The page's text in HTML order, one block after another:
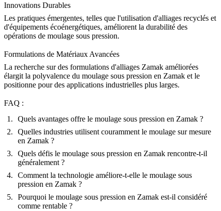
Innovations Durables
Les pratiques émergentes, telles que l'utilisation d'alliages recyclés et
d'équipements écoénergétiques, améliorent la durabilité des
opérations de moulage sous pression.
Formulations de Matériaux Avancées
La recherche sur des formulations d'alliages Zamak améliorées
élargit la polyvalence du moulage sous pression en Zamak et le
positionne pour des applications industrielles plus larges.
FAQ :
Quels avantages offre le moulage sous pression en Zamak ?
Quelles industries utilisent couramment le moulage sur mesure
en Zamak ?
Quels défis le moulage sous pression en Zamak rencontre-t-il
généralement ?
Comment la technologie améliore-t-elle le moulage sous
pression en Zamak ?
Pourquoi le moulage sous pression en Zamak est-il considéré
comme rentable ?